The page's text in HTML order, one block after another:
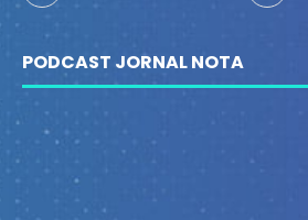
PODCAST JORNAL NOTA